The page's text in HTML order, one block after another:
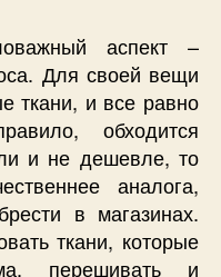
аспект –
Для своей вещи
ткани, и все равно
обходится
и не дешевле, то
аналога,
в магазинах.
ткани, которые
перешивать и